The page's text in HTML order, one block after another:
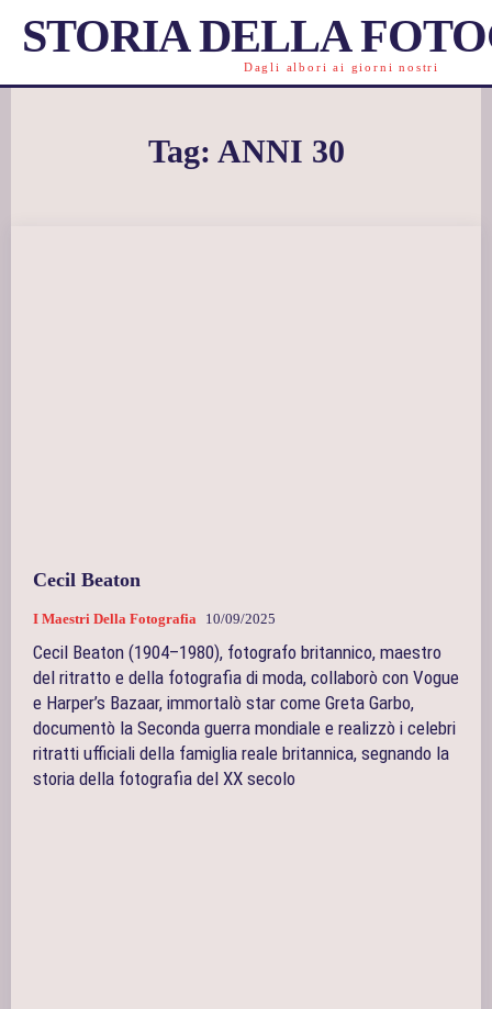
STORIA DELLA
Dagli albori ai giorni nostri
Tag: ANNI 30
Cecil Beaton
I Maestri Della Fotografia 10/09/2025
Cecil Beaton (1904–1980), fotografo britannico, maestro
del ritratto e della fotografia di moda, collaborò con Vogue
e Harper’s Bazaar, immortalò star come Greta Garbo,
documentò la Seconda guerra mondiale e realizzò i celebri
ritratti ufficiali della famiglia reale britannica, segnando la
storia della fotografia del XX secolo